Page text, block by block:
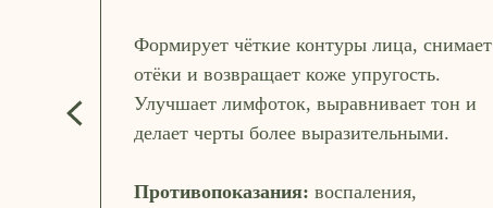
Формирует чёткие контуры лица, снимает
отёки и возвращает коже упругость.
Улучшает лимфоток, выравнивает тон и
делает черты более выразительными.
Противопоказания: воспаления,